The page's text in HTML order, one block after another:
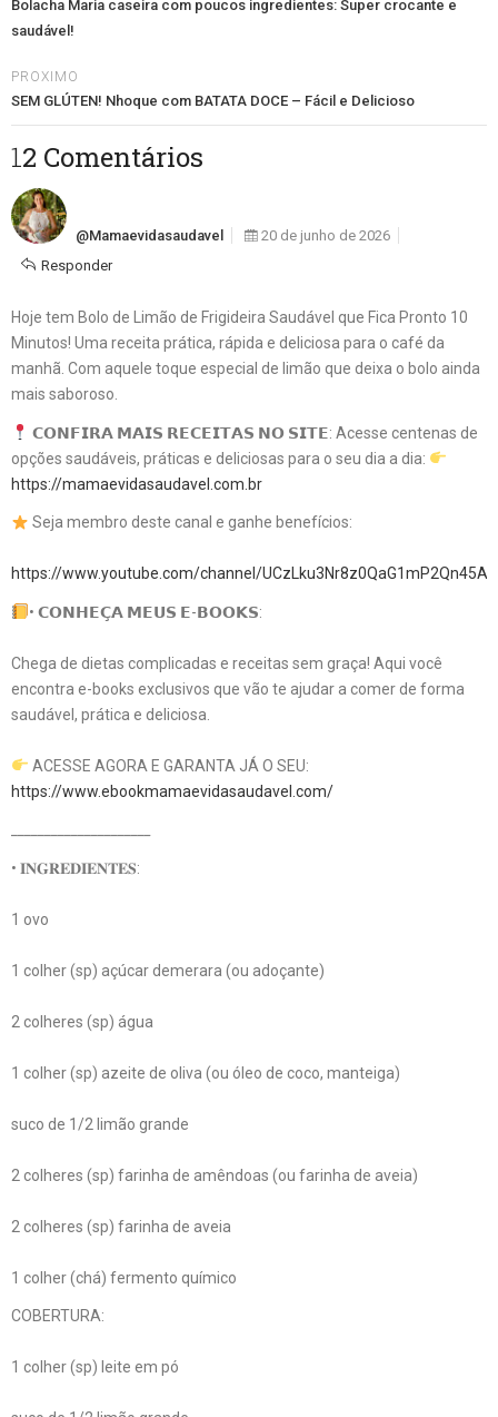
Bolacha Maria caseira com poucos ingredientes: Super crocante e
saudável!
PROXIMO
SEM GLÚTEN! Nhoque com BATATA DOCE – Fácil e Delicioso
12 Comentários
@mamaevidasaudavel
20 de junho de 2026
Responder
Hoje tem Bolo de Limão de Frigideira Saudável que Fica Pronto 10
Minutos! Uma receita prática, rápida e deliciosa para o café da
manhã. Com aquele toque especial de limão que deixa o bolo ainda
mais saboroso.
𝗖𝗢𝗡𝗙𝗜𝗥𝗔 𝗠𝗔𝗜𝗦 𝗥𝗘𝗖𝗘𝗜𝗧𝗔𝗦 𝗡𝗢 𝗦𝗜𝗧𝗘: Acesse centenas de
opções saudáveis, práticas e deliciosas para o seu dia a dia:
https://mamaevidasaudavel.com.br
Seja membro deste canal e ganhe benefícios:
https://www.youtube.com/channel/UCzLku3Nr8z0QaG1mP2Qn45A/
• 𝗖𝗢𝗡𝗛𝗘𝗖̧𝗔 𝗠𝗘𝗨𝗦 𝗘-𝗕𝗢𝗢𝗞𝗦:
Chega de dietas complicadas e receitas sem graça! Aqui você
encontra e-books exclusivos que vão te ajudar a comer de forma
saudável, prática e deliciosa.
ACESSE AGORA E GARANTA JÁ O SEU:
https://www.ebookmamaevidasaudavel.com/
• 𝐈𝐍𝐆𝐑𝐄𝐃𝐈𝐄𝐍𝐓𝐄𝐒:
1 ovo
1 colher (sp) açúcar demerara (ou adoçante)
2 colheres (sp) água
1 colher (sp) azeite de oliva (ou óleo de coco, manteiga)
suco de 1/2 limão grande
2 colheres (sp) farinha de amêndoas (ou farinha de aveia)
2 colheres (sp) farinha de aveia
1 colher (chá) fermento químico
COBERTURA:
1 colher (sp) leite em pó